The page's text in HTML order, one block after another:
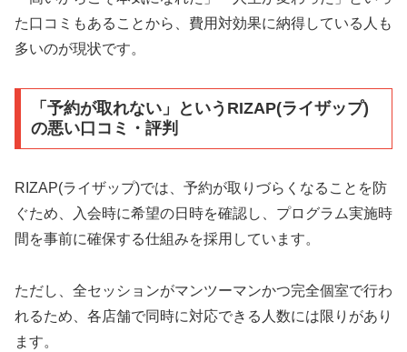
た口コミもあることから、費用対効果に納得している人も
多いのが現状です。
「予約が取れない」というRIZAP(ライザップ)
の悪い口コミ・評判
RIZAP(ライザップ)では、予約が取りづらくなることを防
ぐため、入会時に希望の日時を確認し、プログラム実施時
間を事前に確保する仕組みを採用しています。
ただし、全セッションがマンツーマンかつ完全個室で行わ
れるため、各店舗で同時に対応できる人数には限りがあり
ます。